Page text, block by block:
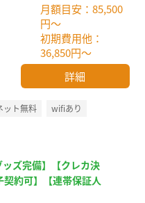
月額目安：85,500
円～
初期費用他：
36,850円～
詳細
ット無料
wifiあり
ッズ完備】【クレカ決
約可】【連帯保証人